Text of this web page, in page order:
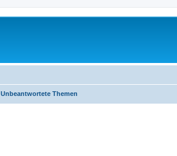
Unbeantwortete Themen